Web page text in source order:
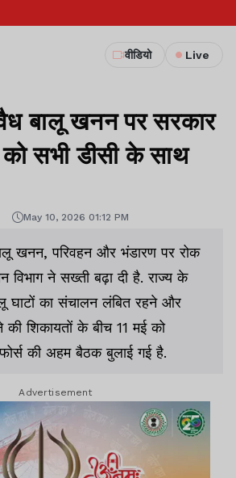
वीडियो Live
बालू खनन पर सरकार
सभी डीसी के साथ
May 10, 2026 01:12 PM
खनन, परिवहन और भंडारण पर रोक
विभाग ने सख्ती बढ़ा दी है. राज्य के
घाटों का संचालन लंबित रहने और
की शिकायतों के बीच 11 मई को
की अहम बैठक बुलाई गई है.
Advertisement